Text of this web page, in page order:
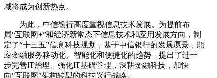
域将成为创新热点。
为此，中信银行高度重视信息技术发展。为提前布
局“互联网+”和经济新常态下信息技术和应用发展方向，制
定了“十三五”信息科技规划，基于中信银行的发展愿景，顺
应金融服务移动化、智能化和便捷化的趋势，提出了进一
步完善IT治理、强化IT基础管理，深耕金融科技，加快
向"互联网"架构转型的科技兴行战略。